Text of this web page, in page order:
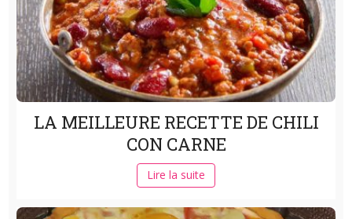
LA MEILLEURE RECETTE DE CHILI
CON CARNE
Lire la suite